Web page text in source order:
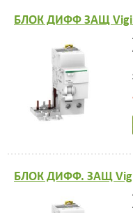
БЛОК ДИФФ ЗАЩ Vigi
БЛОК ДИФФ. ЗАЩ Vigi